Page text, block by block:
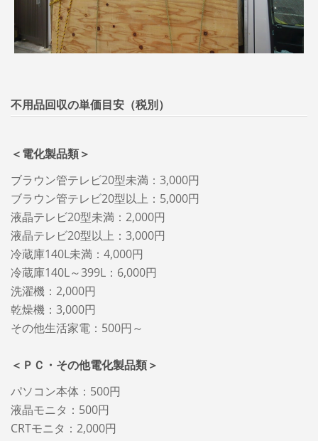
不用品回収の単価目安（税別）
＜電化製品類＞
ブラウン管テレビ20型未満：3,000円
ブラウン管テレビ20型以上：5,000円
液晶テレビ20型未満：2,000円
液晶テレビ20型以上：3,000円
冷蔵庫140L未満：4,000円
冷蔵庫140L～399L：6,000円
洗濯機：2,000円
乾燥機：3,000円
その他生活家電：500円～
＜ＰＣ・その他電化製品類＞
パソコン本体：500円
液晶モニタ：500円
CRTモニタ：2,000円